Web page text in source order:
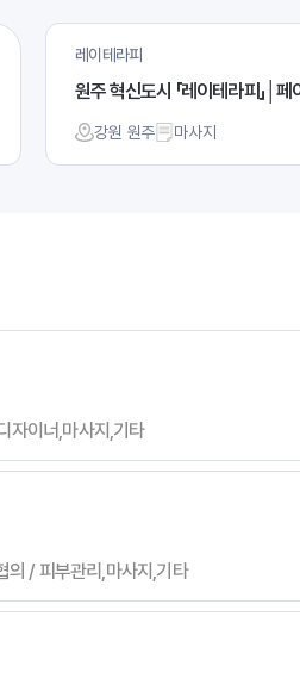
레이테라피
원주 혁신도시 「레이테라피」│
강원 원주 마사지
자이너,마사지,기타
/ 피부관리,마사지,기타